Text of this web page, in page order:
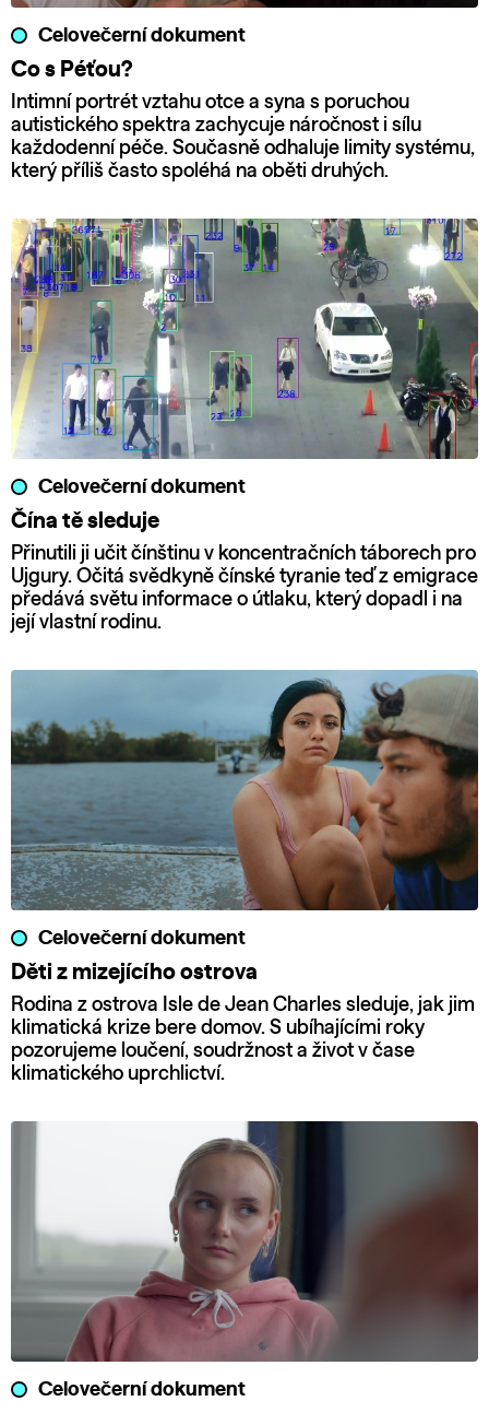
Celovečerní dokument
Co s Péťou?
Intimní portrét vztahu otce a syna s poruchou
autistického spektra zachycuje náročnost i sílu
každodenní péče. Současně odhaluje limity systému,
který příliš často spoléhá na oběti druhých.
Celovečerní dokument
Čína tě sleduje
Přinutili ji učit čínštinu v koncentračních táborech pro
Ujgury. Očitá svědkyně čínské tyranie teď z emigrace
předává světu informace o útlaku, který dopadl i na
její vlastní rodinu.
Celovečerní dokument
Děti z mizejícího ostrova
Rodina z ostrova Isle de Jean Charles sleduje, jak jim
klimatická krize bere domov. S ubíhajícími roky
pozorujeme loučení, soudržnost a život v čase
klimatického uprchlictví.
Celovečerní dokument